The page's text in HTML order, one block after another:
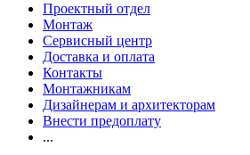
Проектный отдел
Монтаж
Сервисный центр
Доставка и оплата
Контакты
Монтажникам
Дизайнерам и архитекторам
Внести предоплату
...